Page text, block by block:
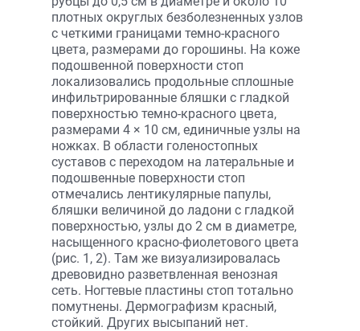
плотных округлых безболезненных узлов
с четкими границами темно-красного
цвета, размерами до горошины. На коже
подошвенной поверхности стоп
локализовались продольные сплошные
инфильтрированные бляшки с гладкой
поверхностью темно-красного цвета,
размерами 4 × 10 см, единичные узлы на
ножках. В области голеностопных
суставов с переходом на латеральные и
подошвенные поверхности стоп
отмечались лентикулярные папулы,
бляшки величиной до ладони с гладкой
поверхностью, узлы до 2 см в диаметре,
насыщенного красно-фиолетового цвета
(рис. 1, 2). Там же визуализировалась
древовидно разветвленная венозная
сеть. Ногтевые пластины стоп тотально
помутнены. Дермографизм красный,
стойкий. Других высыпаний нет.